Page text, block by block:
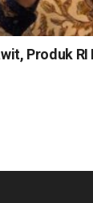
Produk RI